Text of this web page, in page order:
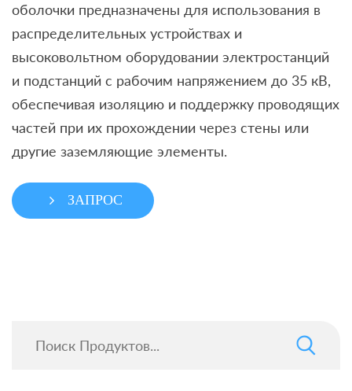
оболочки предназначены для использования в
распределительных устройствах и
высоковольтном оборудовании электростанций
и подстанций с рабочим напряжением до 35 кВ,
обеспечивая изоляцию и поддержку проводящих
частей при их прохождении через стены или
другие заземляющие элементы.
ЗАПРОС